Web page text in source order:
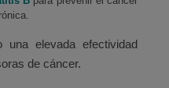
una elevada efectividad
de cáncer.